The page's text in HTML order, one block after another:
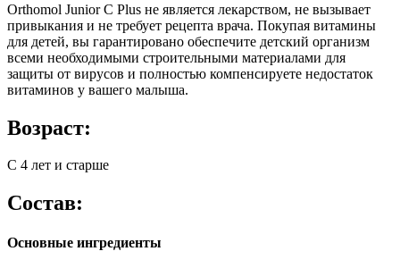
Orthomol Junior С Plus не является лекарством, не вызывает
привыкания и не требует рецепта врача. Покупая витамины
для детей, вы гарантировано обеспечите детский организм
всеми необходимыми строительными материалами для
защиты от вирусов и полностью компенсируете недостаток
витаминов у вашего малыша.
Возраст:
С 4 лет и старше
Состав:
Основные ингредиенты